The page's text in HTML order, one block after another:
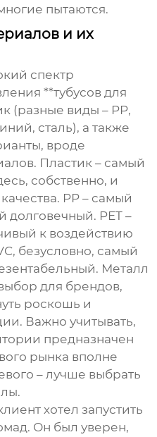
пытаются.
и их
спектр
**тубусов для
(разные виды – PP,
сталь), а также
вроде
Пластик – самый
собственно, и
PP – самый
PET –
к воздействию
безусловно, самый
Металл
для брендов,
роскошь и
Важно учитывать,
предназначен
рынка вполне
– лучше выбрать
хотел запустить
Он был уверен,